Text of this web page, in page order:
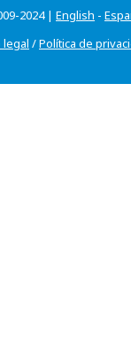
2024 | English -
legal /Política de